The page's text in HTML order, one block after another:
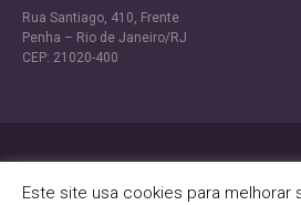
Rua Santiago, 410, Frente
Penha – Rio de Janeiro/RJ
CEP: 21020-400
Este site usa cookies para melhorar